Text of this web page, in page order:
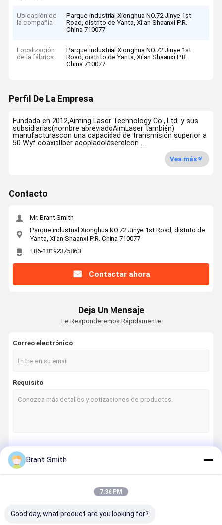
Ubicación de
la compañía
Parque industrial Xionghua NO.72 Jinye 1st
Road, distrito de Yanta, Xi'an Shaanxi P.R.
China 710077
Localización
de la fábrica
Parque industrial Xionghua NO.72 Jinye 1st
Road, distrito de Yanta, Xi'an Shaanxi P.R.
China 710077
Perfil De La Empresa
Fundada en 2012,Aiming Laser Technology Co., Ltd. y sus
subsidiarias(nombre abreviadoAimLaser también)
manufacturascon una capacidad de transmisión superior a
50 Wyf coaxialIber acopladoláserelcon ...
Vea más
Contacto
Mr. Brant Smith
Parque industrial Xionghua NO.72 Jinye 1st Road, distrito de
Yanta, Xi'an Shaanxi P.R. China 710077
+86-18192375863
Contactar ahora
Deja Un Mensaje
Le Responderemos Rápidamente
Correo electrónico
Requisito
Brant Smith
7:36 PM
Good day, what product are you looking for?